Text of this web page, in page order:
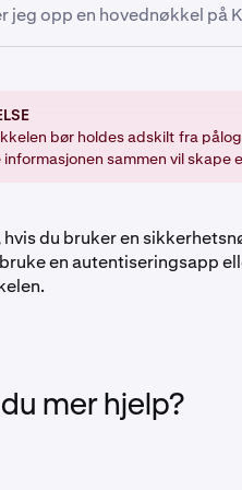
jeg opp en hovednøkkel på
klikk på profilikonet i
og naviger til
angi din
på skjermen for å
bør holdes adskilt fra
informasjonen sammen vil
hvis du bruker en
en autentiseringsapp
mer hjelp?